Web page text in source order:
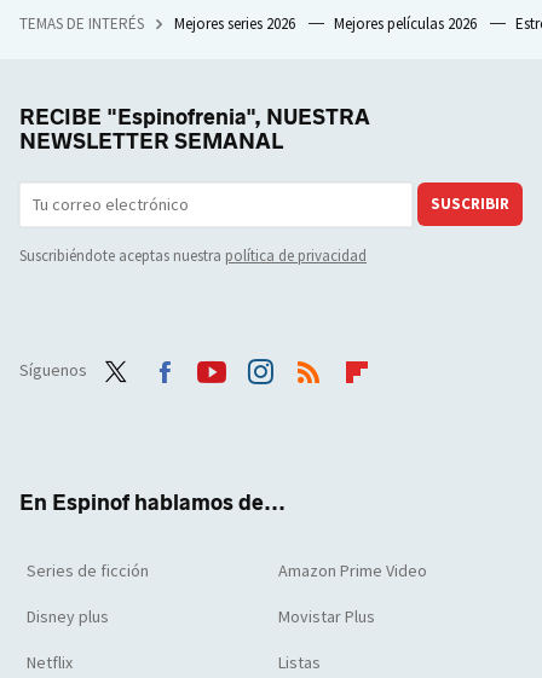
TEMAS DE INTERÉS Mejores series 2026 Mejores películas 2026
RECIBE "Espinofrenia", NUESTRA
NEWSLETTER SEMANAL
SUSCRIBIR
Suscribiéndote aceptas nuestra política de privacidad
Síguenos
En Espinof hablamos de...
Series de ficción Amazon Prime Video
Disney plus Movistar Plus
Netflix Listas